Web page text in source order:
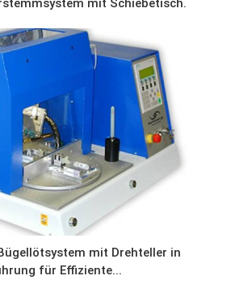
mit Schiebetisch.
mit Drehteller in
für Effiziente...